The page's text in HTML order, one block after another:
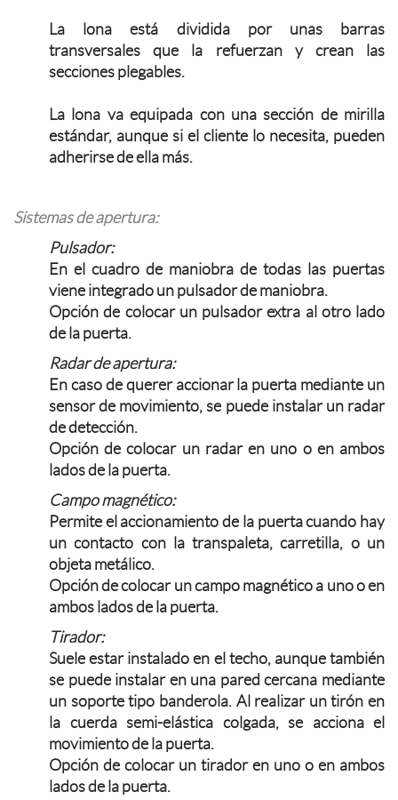
La lona está dividida por unas barras
transversales que la refuerzan y crean las
secciones plegables.
La lona va equipada con una sección de mirilla
estándar, aunque si el cliente lo necesita, pueden
adherirse de ella más.
Sistemas de apertura:
Pulsador:
En el cuadro de maniobra de todas las puertas
viene integrado un pulsador de maniobra.
Opción de colocar un pulsador extra al otro lado
de la puerta.
Radar de apertura:
En caso de querer accionar la puerta mediante un
sensor de movimiento, se puede instalar un radar
de detección.
Opción de colocar un radar en uno o en ambos
lados de la puerta.
Campo magnético:
Permite el accionamiento de la puerta cuando hay
un contacto con la transpaleta, carretilla, o un
objeta metálico.
Opción de colocar un campo magnético a uno o en
ambos lados de la puerta.
Tirador:
Suele estar instalado en el techo, aunque también
se puede instalar en una pared cercana mediante
un soporte tipo banderola. Al realizar un tirón en
la cuerda semi-elástica colgada, se acciona el
movimiento de la puerta.
Opción de colocar un tirador en uno o en ambos
lados de la puerta.